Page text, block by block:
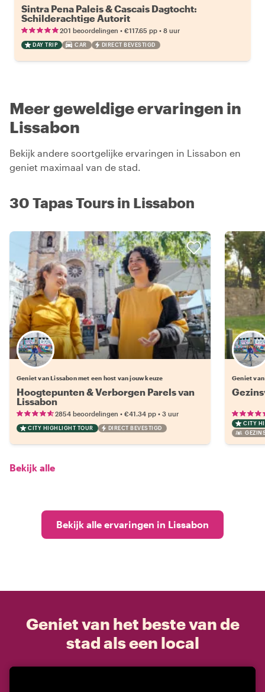
Sintra Pena Paleis & Cascais Dagtocht:
Schilderachtige Autorit
201 beoordelingen • €117.65 pp • 8 uur
DAY TRIP CAR DIRECT BEVESTIGD
Meer geweldige ervaringen in
Lissabon
Bekijk andere soortgelijke ervaringen in Lissabon en
geniet maximaal van de stad.
30 Tapas Tours in Lissabon
Kies jouw favoriete local
Geniet van Lissabon met een host van jouw keuze
Hoogtepunten & Verborgen Parels van
Lissabon
2854 beoordelingen • €41.34 pp • 3 uur
CITY HIGHLIGHT TOUR DIRECT BEVESTIGD
Geniet
CITY
Bekijk alle
Bekijk alle ervaringen in Lissabon
Geniet van het beste van de
stad als een local